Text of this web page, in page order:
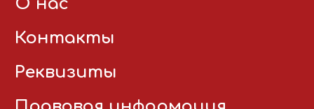
О нас
Контакты
Реквизиты